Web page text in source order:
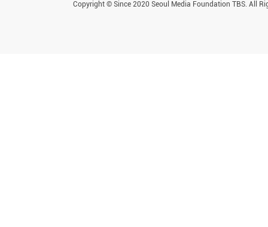
Copyright © Since 2020 Seoul Media Foundation TBS. All